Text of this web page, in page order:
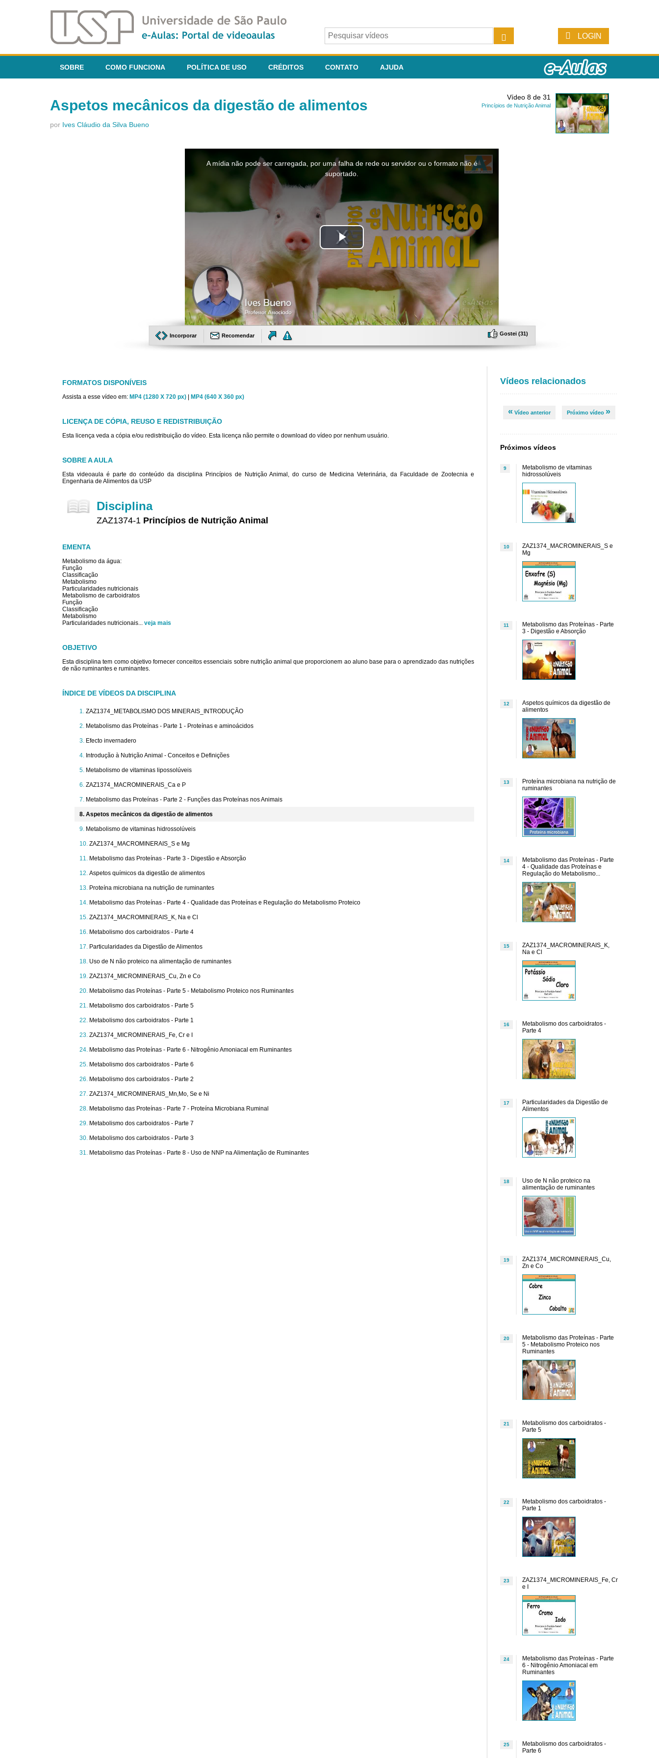
LOGIN
SOBRE COMO FUNCIONA POLÍTICA DE USO CRÉDITOS CONTATO AJUDA
Vídeo 8 de 31
Princípios de Nutrição Animal
Aspetos mecânicos da digestão de alimentos
por Ives Cláudio da Silva Bueno
Tocar
Vídeo
A mídia não pode ser carregada, por uma falha de rede ou servidor ou o formato não é
suportado.
Incorporar Recomendar Gostei (31)
FORMATOS DISPONÍVEIS
Assista a esse vídeo em: MP4 (1280 X 720 px) MP4 (640 X 360 px)
LICENÇA DE CÓPIA, REUSO E REDISTRIBUIÇÃO
Esta licença veda a cópia e/ou redistribuição do vídeo. Esta licença não permite o download do vídeo por nenhum usuário.
SOBRE A AULA
Esta videoaula é parte do conteúdo da disciplina Princípios de Nutrição Animal, do curso de Medicina Veterinária, da Faculdade de Zootecnia e
Engenharia de Alimentos da USP
Disciplina
ZAZ1374-1 Princípios de Nutrição Animal
EMENTA
Metabolismo da água:
Função
Classificação
Metabolismo
Particularidades nutricionais
Metabolismo de carboidratos
Função
Classificação
Metabolismo
Particularidades nutricionais... veja mais
OBJETIVO
Esta disciplina tem como objetivo fornecer conceitos essenciais sobre nutrição animal que proporcionem ao aluno base para o aprendizado das nutrições
de não ruminantes e ruminantes.
ÍNDICE DE VÍDEOS DA DISCIPLINA
ZAZ1374_METABOLISMO DOS MINERAIS_INTRODUÇÃO
Metabolismo das Proteínas - Parte 1 - Proteínas e aminoácidos
Efecto invernadero
Introdução à Nutrição Animal - Conceitos e Definições
Metabolismo de vitaminas lipossolúveis
ZAZ1374_MACROMINERAIS_Ca e P
Metabolismo das Proteínas - Parte 2 - Funções das Proteínas nos Animais
Aspetos mecânicos da digestão de alimentos
Metabolismo de vitaminas hidrossolúveis
ZAZ1374_MACROMINERAIS_S e Mg
Metabolismo das Proteínas - Parte 3 - Digestão e Absorção
Aspetos químicos da digestão de alimentos
Proteína microbiana na nutrição de ruminantes
Metabolismo das Proteínas - Parte 4 - Qualidade das Proteínas e Regulação do Metabolismo Proteico
ZAZ1374_MACROMINERAIS_K, Na e Cl
Metabolismo dos carboidratos - Parte 4
Particularidades da Digestão de Alimentos
Uso de N não proteico na alimentação de ruminantes
ZAZ1374_MICROMINERAIS_Cu, Zn e Co
Metabolismo das Proteínas - Parte 5 - Metabolismo Proteico nos Ruminantes
Metabolismo dos carboidratos - Parte 5
Metabolismo dos carboidratos - Parte 1
ZAZ1374_MICROMINERAIS_Fe, Cr e I
Metabolismo das Proteínas - Parte 6 - Nitrogênio Amoniacal em Ruminantes
Metabolismo dos carboidratos - Parte 6
Metabolismo dos carboidratos - Parte 2
ZAZ1374_MICROMINERAIS_Mn,Mo, Se e Ni
Metabolismo das Proteínas - Parte 7 - Proteína Microbiana Ruminal
Metabolismo dos carboidratos - Parte 7
Metabolismo dos carboidratos - Parte 3
Metabolismo das Proteínas - Parte 8 - Uso de NNP na Alimentação de Ruminantes
Vídeos relacionados
« Vídeo anterior Próximo vídeo »
Próximos vídeos
9
Metabolismo de vitaminas
hidrossolúveis
10
ZAZ1374_MACROMINERAIS_S e
Mg
11
Metabolismo das Proteínas - Parte
3 - Digestão e Absorção
12
Aspetos químicos da digestão de
alimentos
13
Proteína microbiana na nutrição de
ruminantes
14
Metabolismo das Proteínas - Parte
4 - Qualidade das Proteínas e
Regulação do Metabolismo...
15
ZAZ1374_MACROMINERAIS_K,
Na e Cl
16
Metabolismo dos carboidratos -
Parte 4
17
Particularidades da Digestão de
Alimentos
18
Uso de N não proteico na
alimentação de ruminantes
19
ZAZ1374_MICROMINERAIS_Cu,
Zn e Co
20
Metabolismo das Proteínas - Parte
5 - Metabolismo Proteico nos
Ruminantes
21
Metabolismo dos carboidratos -
Parte 5
22
Metabolismo dos carboidratos -
Parte 1
23
ZAZ1374_MICROMINERAIS_Fe, Cr
e I
24
Metabolismo das Proteínas - Parte
6 - Nitrogênio Amoniacal em
Ruminantes
25
Metabolismo dos carboidratos -
Parte 6